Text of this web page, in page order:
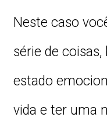
Neste caso
série de
estado
vida e ter uma